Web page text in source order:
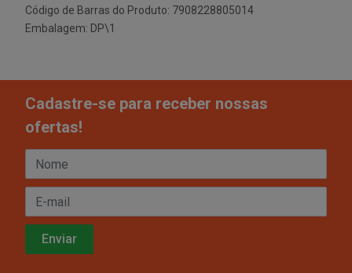
Código de Barras do Produto: 7908228805014
Embalagem: DP\1
Cadastre-se para receber nossas
ofertas!